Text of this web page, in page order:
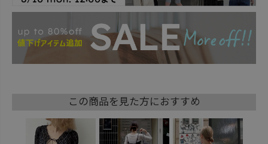
この商品を見た方におすすめ